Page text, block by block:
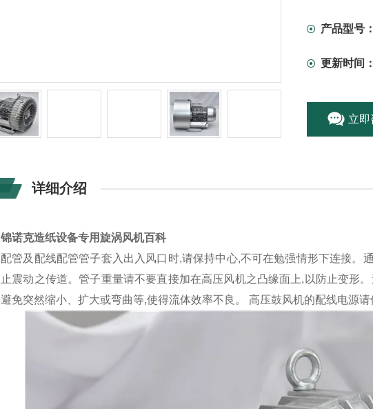
产品型号：
更新时间：
立即
详细介绍
锦诺克造纸设备专用旋涡风机百科
配管及配线配管管子套入出入风口时,请保持中心,不可在勉强情形下连接。
止震动之传道。管子重量请不要直接加在高压风机之凸缘面上,以防止变形
避免突然缩小、扩大或弯曲等,使得流体效率不良。 高压鼓风机的配线电源